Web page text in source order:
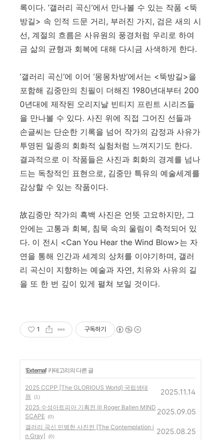
록이다. ‘갤러리 곡신’에서 만나볼 수 있는 작품 <뚝
방길> 속 인적 드문 거리, 부러진 가지, 검은 새의 시
선, 계절의 흐름은 사유원의 풍경처럼 우리로 하여
금 삶의 균형과 회복에 대해 다시금 사색하게 한다.
‘갤러리 곡신’에 이어 ‘몽몽차방’에서는 <뚝방길>을
포함해 김중만의 친필이 더해진 1980년대부터 200
0년대에 제작된 오리지날 빈티지 프린트 시리즈들
을 만나볼 수 있다. 사진 위에 직접 그어진 선들과
손글씨는 단순한 기록을 넘어 작가의 감정과 사유가
투영된 일종의 회화적 실험처럼 느껴지기도 한다.
결과적으로 이 작품들은 사진과 회화의 경계를 넘나
드는 독창적인 표현으로, 김중만 특유의 예술세계를
감상할 수 있는 작품이다.
故김중만 작가의 흑백 사진은 언뜻 고요하지만, 그
안에는 고통과 회복, 침묵 속의 울림이 축적되어 있
다. 이 전시 <Can You Hear the Wind Blow>는 자
연을 통해 인간과 세계의 상처를 이야기하며, 갤러
리 곡신이 지향하는 예술과 자연, 치유와 사유의 길
을 또 한 번 깊이 있게 펼쳐 보일 것이다.
1 구독하기
'External' 카테고리의 다른 글
2025 CCPP [The GLORIOUS World] 국립생태
원
(1)
2025.11.14
2025 수성아트피아 기획전 Ⅲ Roger Ballen MIND
SCAPE (0)
2025.09.05
갤러리 곡신 민병헌 사진전 [The Contemplation i
n Gray]
(0)
2025.08.25